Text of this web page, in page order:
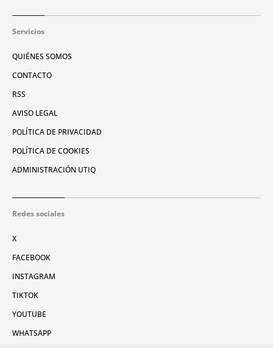
Servicios
QUIÉNES SOMOS
CONTACTO
RSS
AVISO LEGAL
POLÍTICA DE PRIVACIDAD
POLÍTICA DE COOKIES
ADMINISTRACIÓN UTIQ
Redes sociales
X
FACEBOOK
INSTAGRAM
TIKTOK
YOUTUBE
WHATSAPP